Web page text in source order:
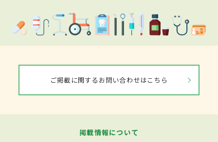
ご掲載に関するお問い合わせはこちら
掲載情報について